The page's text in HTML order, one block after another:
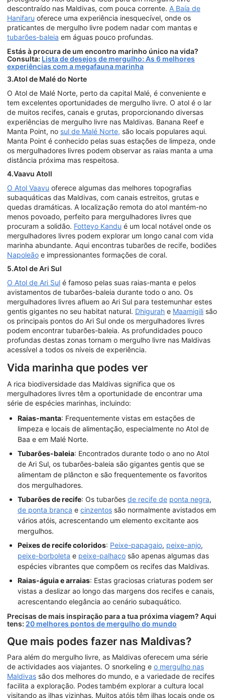
descontraído nas Maldivas, com pouca corrente. A Baía de
Hanifaru oferece uma experiência inesquecível, onde os
praticantes de mergulho livre podem nadar com mantas e
tubarões-baleia em águas pouco profundas.
Estás à procura de um encontro marinho único na vida?
Consulta: Lista de desejos de mergulho: As 6 melhores
experiências com a megafauna marinha
3.Atol de Malé do Norte
O Atol de Malé Norte, perto da capital Malé, é conveniente e
tem excelentes oportunidades de mergulho livre. O atol é o lar
de muitos recifes, canais e grutas, proporcionando diversas
experiências de mergulho livre nas Maldivas. Banana Reef e
Manta Point, no sul de Malé Norte, são locais populares aqui.
Manta Point é conhecido pelas suas estações de limpeza, onde
os mergulhadores livres podem observar as raias manta a uma
distância próxima mas respeitosa.
4.Vaavu Atoll
O Atol Vaavu oferece algumas das melhores topografias
subaquáticas das Maldivas, com canais estreitos, grutas e
quedas dramáticas. A localização remota do atol mantém-no
menos povoado, perfeito para mergulhadores livres que
procuram a solidão. Fotteyo Kandu é um local notável onde os
mergulhadores livres podem explorar um longo canal com vida
marinha abundante. Aqui encontras tubarões de recife, bodiões
Napoleão e impressionantes formações de coral.
5.Atol de Ari Sul
O Atol de Ari Sul é famoso pelas suas raias-manta e pelos
avistamentos de tubarões-baleia durante todo o ano. Os
mergulhadores livres afluem ao Ari Sul para testemunhar estes
gentis gigantes no seu habitat natural. Dhigurah e Maamigili são
os principais pontos do Ari Sul onde os mergulhadores livres
podem encontrar tubarões-baleia. As profundidades pouco
profundas destas zonas tornam o mergulho livre nas Maldivas
acessível a todos os níveis de experiência.
Vida marinha que podes ver
A rica biodiversidade das Maldivas significa que os
mergulhadores livres têm a oportunidade de encontrar uma
série de espécies marinhas, incluindo:
Raias-manta: Frequentemente vistas em estações de
limpeza e locais de alimentação, especialmente no Atol de
Baa e em Malé Norte.
Tubarões-baleia: Encontrados durante todo o ano no Atol
de Ari Sul, os tubarões-baleia são gigantes gentis que se
alimentam de plâncton e são frequentemente os favoritos
dos mergulhadores.
Tubarões de recife: Os tubarões de recife de ponta negra,
de ponta branca e cinzentos são normalmente avistados em
vários atóis, acrescentando um elemento excitante aos
mergulhos.
Peixes de recife coloridos: Peixe-papagaio, peixe-anjo,
peixe-borboleta e peixe-palhaço são apenas algumas das
espécies vibrantes que compõem os recifes das Maldivas.
Raias-águia e arraias: Estas graciosas criaturas podem ser
vistas a deslizar ao longo das margens dos recifes e canais,
acrescentando elegância ao cenário subaquático.
Precisas de mais inspiração para a tua próxima viagem? Aqui
tens: 20 melhores pontos de mergulho do mundo
Que mais podes fazer nas Maldivas?
Para além do mergulho livre, as Maldivas oferecem uma série
de actividades aos viajantes. O snorkeling e o mergulho nas
Maldivas são dos melhores do mundo, e a variedade de recifes
facilita a exploração. Podestambém explorar a cultura local
visitando as ilhas vizinhas. Muitos atóis têm ilhas locais onde os